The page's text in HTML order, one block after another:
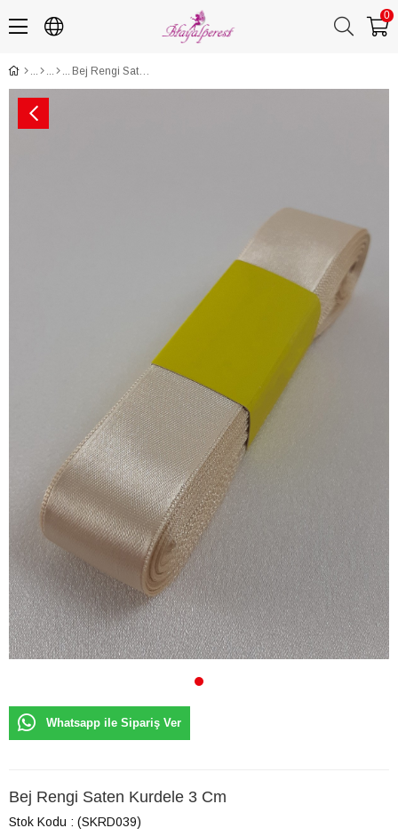
0
Bej Rengi Saten Kurdele 3 Cm
Whatsapp ile Sipariş Ver
Bej Rengi Saten Kurdele 3 Cm
Stok Kodu (SKRD039)